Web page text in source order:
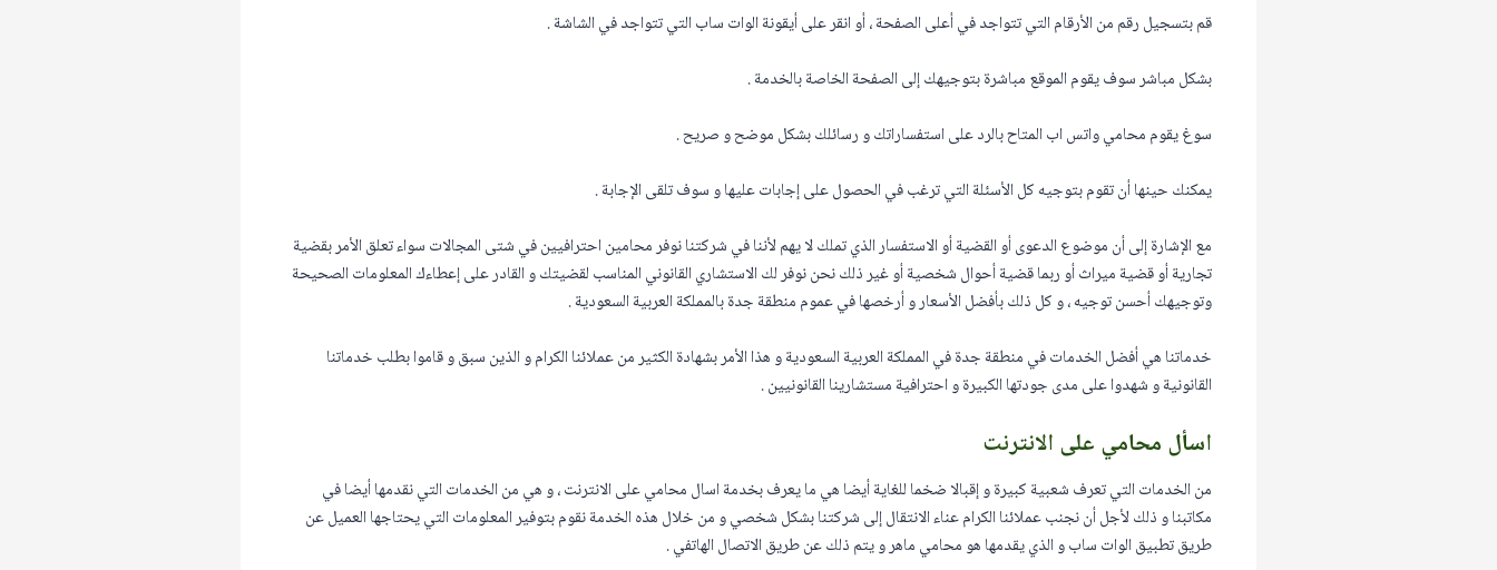
قم بتسجيل رقم من الأرقام التي تتواجد في أعلى الصفحة ، أو انقر على أيقونة الوات ساب التي تتواجد في الشاشة .
بشكل مباشر سوف يقوم الموقع مباشرة بتوجيهك إلى الصفحة الخاصة بالخدمة .
سوغ يقوم محامي واتس اب المتاح بالرد على استفساراتك و رسائلك بشكل موضح و صريح .
يمكنك حينها أن تقوم بتوجيه كل الأسئلة التي ترغب في الحصول على إجابات عليها و سوف تلقى الإجابة .
مع الإشارة إلى أن موضوع الدعوى أو القضية أو الاستفسار الذي تملك لا يهم لأننا في شركتنا نوفر محامين احترافيين في شتى المجالات سواء تعلق الأمر بقضية
تجارية أو قضية ميراث أو ربما قضية أحوال شخصية أو غير ذلك نحن نوفر لك الاستشاري القانوني المناسب لقضيتك و القادر على إعطاءك المعلومات الصحيحة
وتوجيهك أحسن توجيه ، و كل ذلك بأفضل الأسعار و أرخصها في عموم منطقة جدة بالمملكة العربية السعودية .
خدماتنا هي أفضل الخدمات في منطقة جدة في المملكة العربية السعودية و هذا الأمر بشهادة الكثير من عملائنا الكرام و الذين سبق و قاموا بطلب خدماتنا
القانونية و شهدوا على مدى جودتها الكبيرة و احترافية مستشارينا القانونيين .
اسأل محامي على الانترنت
من الخدمات التي تعرف شعبية كبيرة و إقبالا ضخما للغاية أيضا هي ما يعرف بخدمة اسال محامي على الانترنت ، و هي من الخدمات التي نقدمها أيضا في
مكاتبنا و ذلك لأجل أن نجنب عملائنا الكرام عناء الانتقال إلى شركتنا بشكل شخصي و من خلال هذه الخدمة نقوم بتوفير المعلومات التي يحتاجها العميل عن
طريق تطبيق الوات ساب و الذي يقدمها هو محامي ماهر و يتم ذلك عن طريق الاتصال الهاتفي .